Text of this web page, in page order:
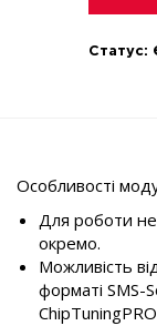
Статус:
Особливості
Для роботи
окремо.
Можливість
форматі SMS-